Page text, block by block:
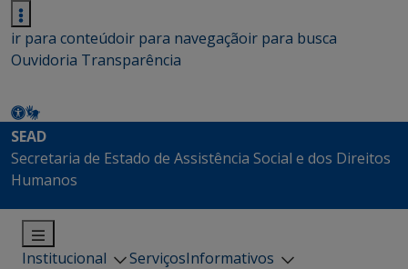
ir para conteúdoir para navegaçãoir para busca
Ouvidoria Transparência
SEAD
Secretaria de Estado de Assistência Social e dos Direitos
Humanos
Institucional ServiçosInformativos